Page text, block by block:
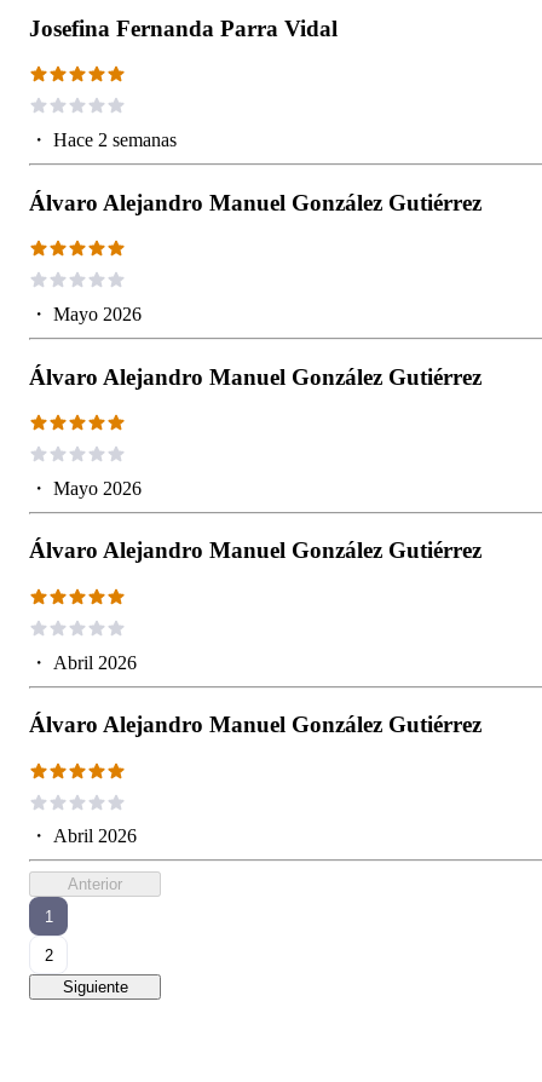
Josefina Fernanda Parra Vidal
・ Hace 2 semanas
Álvaro Alejandro Manuel González Gutiérrez
・ Mayo 2026
Álvaro Alejandro Manuel González Gutiérrez
・ Mayo 2026
Álvaro Alejandro Manuel González Gutiérrez
・ Abril 2026
Álvaro Alejandro Manuel González Gutiérrez
・ Abril 2026
Anterior
1
2
Siguiente